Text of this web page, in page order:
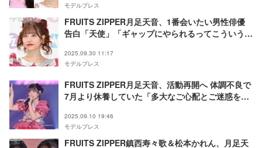
モデルプレス
FRUITS ZIPPER月足天音、1番会いたい男性俳優
告白「天使」「ギャップにやられるってこういうこ
2025.09.30 11:17
モデルプレス
FRUITS ZIPPER月足天音、活動再開へ 体調不良で
7月より休養していた「多大なご心配とご迷惑をお
2025.09.10 19:46
モデルプレス
FRUITS ZIPPER鎮西寿々歌＆松本かれん、月足天